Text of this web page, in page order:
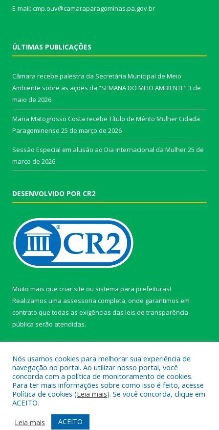
E-mail: cmp.ouv@camaraparagominas.pa.gov.br
ÚLTIMAS PUBLICAÇÕES
Câmara recebe palestra da Secretária Municipal de Meio
Ambiente sobre as ações da “SEMANA DO MEIO AMBIENTE”3 de
maio de 2026
Maria Matogrosso Costa recebe Título de Mérito Mulher Cidadã
Paragominense 25 de março de 2026
Sessão Especial em alusão ao Dia Internacional da Mulher25 de
março de 2026
DESENVOLVIDO POR CR2
Muito mais que criar site ou sistema para prefeituras!
Realizamos uma assessoria completa, onde garantimos em
contrato que todas as exigências das leis de transparência
pública serão atendidas.
Todos os direitos reservados a câmara de Paragominas.
Mapa do Site
Acessar Área Administrativa
Nós usamos cookies para melhorar sua experiência de
navegação no portal. Ao utilizar nosso portal, você
concorda com a política de monitoramento de cookies.
Para ter mais informações sobre como isso é feito, acesse
Política de cookies (Leia mais). Se você concorda, clique em
ACEITO.
Leia mais
ACEITO